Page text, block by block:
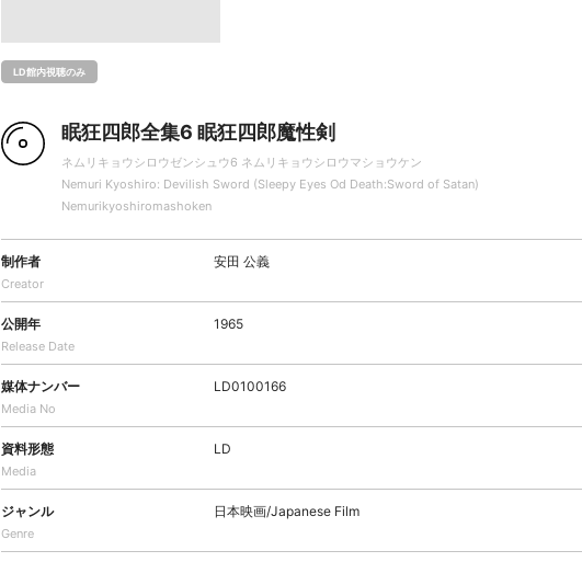
LD館内視聴のみ
眠狂四郎全集6 眠狂四郎魔性剣
ネムリキョウシロウゼンシュウ6 ネムリキョウシロウマショウケン
Nemuri Kyoshiro: Devilish Sword (Sleepy Eyes Od Death:Sword of Satan)
Nemurikyoshiromashoken
制作者
Creator
安田 公義
公開年
Release Date
1965
媒体ナンバー
Media No
LD0100166
資料形態
Media
LD
ジャンル
Genre
日本映画/Japanese Film